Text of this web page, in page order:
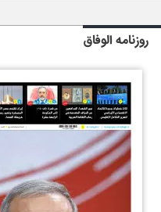
روزنامه الوفاق